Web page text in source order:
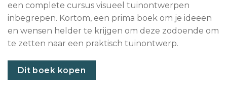
een complete cursus visueel tuinontwerpen
inbegrepen. Kortom, een prima boek om je ideeën
en wensen helder te krijgen om deze zodoende om
te zetten naar een praktisch tuinontwerp.
Dit boek kopen